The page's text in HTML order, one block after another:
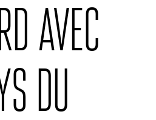
avec
du